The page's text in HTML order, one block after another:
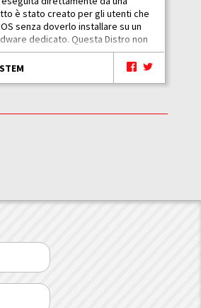
è stato creato per gli utenti che
senza doverlo installare su un
dedicato. Questa Distro non